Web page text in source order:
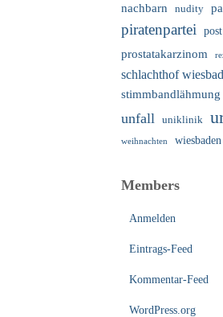
nachbarn nudity
piratenpartei post
prostatakarzinom
schlachthof
stimmbandlähmung
unfall uniklinik
weihnachten wiesbaden
Members
Anmelden
Eintrags-Feed
Kommentar-Feed
WordPress.org